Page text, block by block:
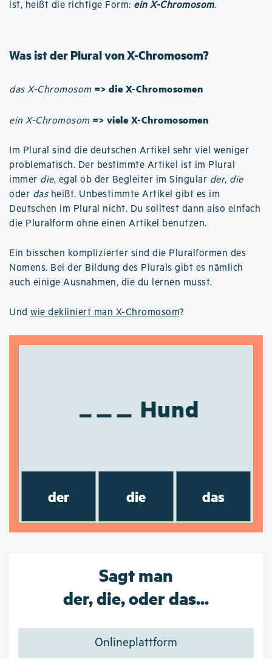
ist, heißt die richtige Form: ein X-Chromosom.
Was ist der Plural von X-Chromosom?
das X-Chromosom => die X-Chromosomen
ein X-Chromosom => viele X-Chromosomen
Im Plural sind die deutschen Artikel sehr viel weniger
problematisch. Der bestimmte Artikel ist im Plural
immer die, egal ob der Begleiter im Singular der, die
oder dasheißt. Unbestimmte Artikel gibt es im
Deutschen im Plural nicht. Du solltest dann also einfach
die Pluralform ohne einen Artikel benutzen.
Ein bisschen komplizierter sind die Pluralformen des
Nomens. Bei der Bildung des Plurals gibt es nämlich
auch einige Ausnahmen, die du lernen musst.
Und wie dekliniert man X-Chromosom?
Hund
der die das
Sagt man
der, die, oder das...
Onlineplattform